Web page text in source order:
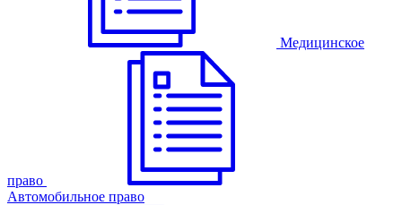
Медицинское
право
Автомобильное право